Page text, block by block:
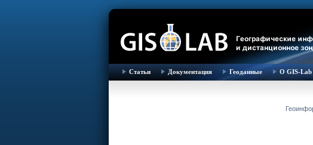
Статьи Документация Геоданные О GIS-Lab